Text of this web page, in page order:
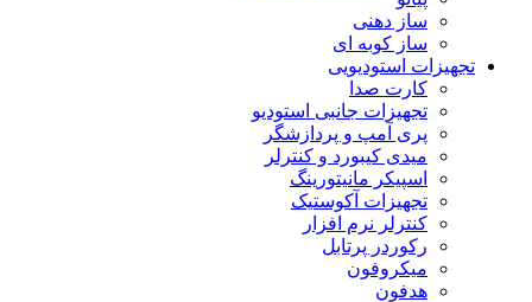
ساز دهنی
ساز کوبه ای
تجهیزات استودیویی
کارت صدا
تجهیزات جانبی استودیو
پری آمپ و پردازشگر
میدی کیبورد و کنترلر
اسپیکر مانیتورینگ
تجهیزات آکوستیک
کنترلر نرم افزار
رکوردر پرتابل
میکروفون
هدفون